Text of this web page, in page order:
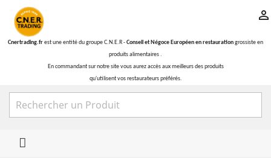

Cnertrading.frest une entité du groupe C.N.E.R -Conseil et Négoce Européen en restaurationgrossiste en
produits alimentaires .
En commandant sur notre site vous aurez accès aux meilleurs des produits
qu'utilisent vos restaurateurs préférés.